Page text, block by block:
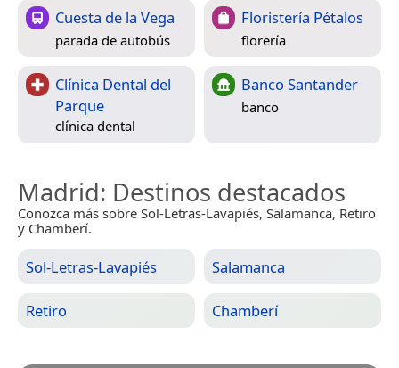
Cuesta de la Vega
parada de autobús
Floristería Pétalos
florería
Clínica Dental del
Parque
clínica dental
Banco Santander
banco
Madrid: Destinos destacados
Conozca más sobre Sol-Letras-Lavapiés, Salamanca, Retiro
y Chamberí.
Sol-Letras-Lavapiés Salamanca
Retiro Chamberí